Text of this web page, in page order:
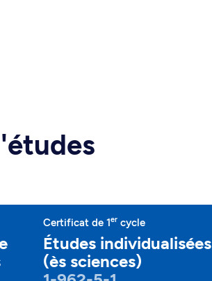
Certificat de 1er cycle
Études individualisées
(ès sciences)